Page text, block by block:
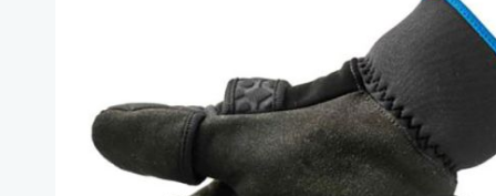
images
gallery